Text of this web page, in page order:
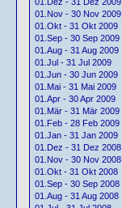
01.Nov - 30 Nov 2009
01.Okt - 31 Okt 2009
01.Sep - 30 Sep 2009
01.Aug - 31 Aug 2009
01.Jul - 31 Jul 2009
01.Jun - 30 Jun 2009
01.Mai - 31 Mai 2009
01.Apr - 30 Apr 2009
01.Mär - 31 Mär 2009
01.Feb - 28 Feb 2009
01.Jan - 31 Jan 2009
01.Dez - 31 Dez 2008
01.Nov - 30 Nov 2008
01.Okt - 31 Okt 2008
01.Sep - 30 Sep 2008
01.Aug - 31 Aug 2008